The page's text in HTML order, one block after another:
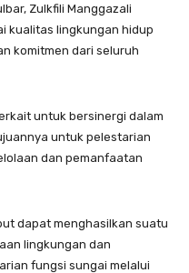
Zulkfili Manggazali
kualitas lingkungan hidup
komitmen dari seluruh
untuk bersinergi dalam
untuk pelestarian
dan pemanfaatan
dapat menghasilkan suatu
lingkungan dan
fungsi sungai melalui